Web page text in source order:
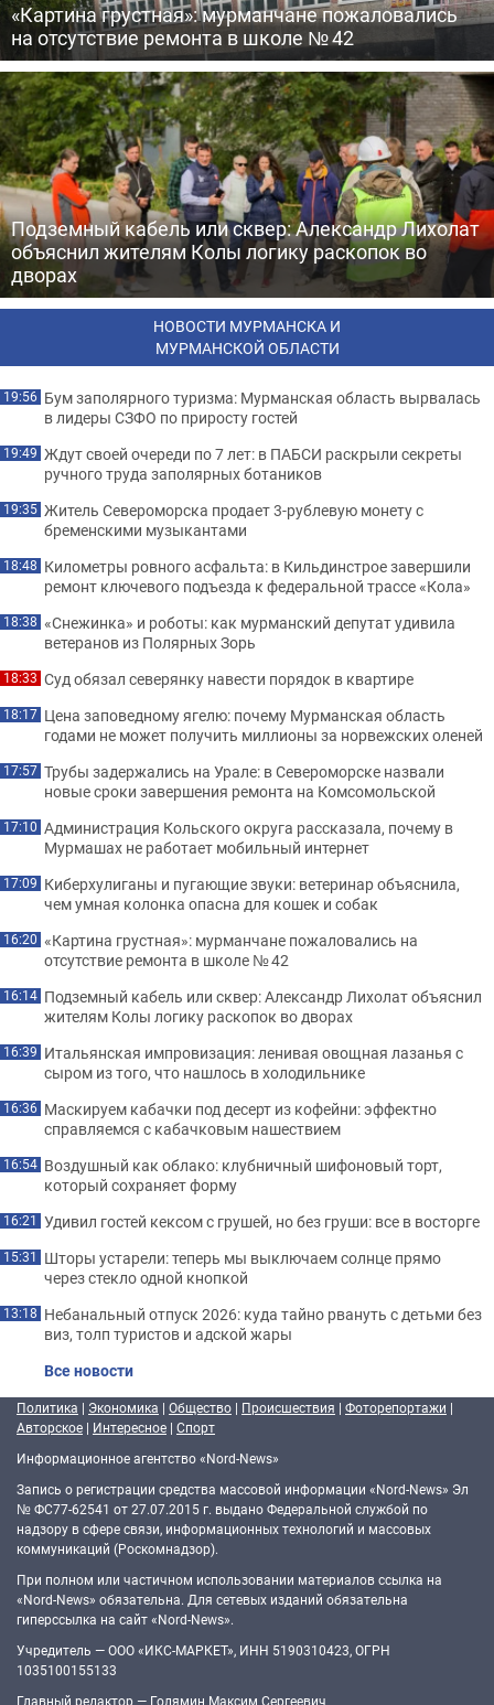
«Картина грустная»: мурманчане пожаловались
на отсутствие ремонта в школе № 42
Подземный кабель или сквер: Александр Лихолат
объяснил жителям Колы логику раскопок во
дворах
НОВОСТИ МУРМАНСКА И
МУРМАНСКОЙ ОБЛАСТИ
19:56 Бум заполярного туризма: Мурманская область вырвалась
в лидеры СЗФО по приросту гостей
19:49 Ждут своей очереди по 7 лет: в ПАБСИ раскрыли секреты
ручного труда заполярных ботаников
19:35 Житель Североморска продает 3-рублевую монету с
бременскими музыкантами
18:48 Километры ровного асфальта: в Кильдинстрое завершили
ремонт ключевого подъезда к федеральной трассе «Кола»
18:38 «Снежинка» и роботы: как мурманский депутат удивила
ветеранов из Полярных Зорь
18:33 Суд обязал северянку навести порядок в квартире
18:17 Цена заповедному ягелю: почему Мурманская область
годами не может получить миллионы за норвежских оленей
17:57 Трубы задержались на Урале: в Североморске назвали
новые сроки завершения ремонта на Комсомольской
17:10 Администрация Кольского округа рассказала, почему в
Мурмашах не работает мобильный интернет
17:09 Киберхулиганы и пугающие звуки: ветеринар объяснила,
чем умная колонка опасна для кошек и собак
16:20 «Картина грустная»: мурманчане пожаловались на
отсутствие ремонта в школе № 42
16:14 Подземный кабель или сквер: Александр Лихолат объяснил
жителям Колы логику раскопок во дворах
16:39 Итальянская импровизация: ленивая овощная лазанья с
сыром из того, что нашлось в холодильнике
16:36 Маскируем кабачки под десерт из кофейни: эффектно
справляемся с кабачковым нашествием
16:54 Воздушный как облако: клубничный шифоновый торт,
который сохраняет форму
16:21 Удивил гостей кексом с грушей, но без груши: все в восторге
15:31 Шторы устарели: теперь мы выключаем солнце прямо
через стекло одной кнопкой
13:18 Небанальный отпуск 2026: куда тайно рвануть с детьми без
виз, толп туристов и адской жары
Все новости
Политика | Экономика | Общество | Происшествия | Фоторепортажи |
Авторское | Интересное | Спорт
Информационное агентство «Nord-News»
Запись о регистрации средства массовой информации «Nord-News» Эл
№ ФС77-62541 от 27.07.2015 г. выдано Федеральной службой по
надзору в сфере связи, информационных технологий и массовых
коммуникаций (Роскомнадзор).
При полном или частичном использовании материалов ссылка на
«Nord-News» обязательна. Для сетевых изданий обязательна
гиперссылка на сайт «Nord-News».
Учредитель — ООО «ИКС-МАРКЕТ», ИНН 5190310423, ОГРН
1035100155133
Главный редактор — Голямин Максим Сергеевич